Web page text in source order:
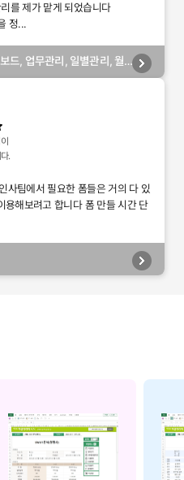
를 제가 맡게 되었습니다
정...
드, 업무관리, 일별관리, 월
.
사팀에서 필요한 폼들은 거의 다 있
용해보려고 합니다 폼 만들 시간 단